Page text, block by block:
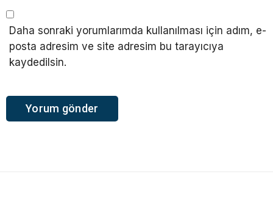
Daha sonraki yorumlarımda kullanılması için adım, e-
posta adresim ve site adresim bu tarayıcıya
kaydedilsin.